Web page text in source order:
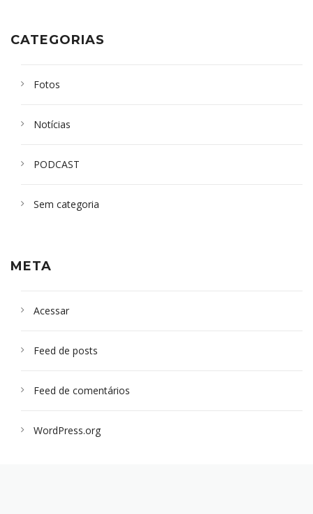
CATEGORIAS
Fotos
Notícias
PODCAST
Sem categoria
META
Acessar
Feed de posts
Feed de comentários
WordPress.org